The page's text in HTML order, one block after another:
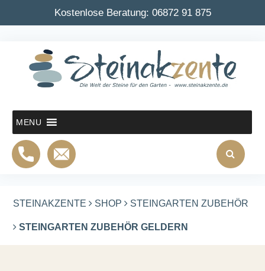
Kostenlose Beratung: 06872 91 875
MENU
STEINAKZENTE SHOP STEINGARTEN ZUBEHÖR
STEINGARTEN ZUBEHÖR GELDERN